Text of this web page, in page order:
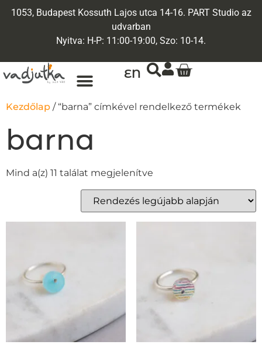
1053, Budapest Kossuth Lajos utca 14-16. PART Studio az
udvarban
Nyitva: H-P: 11:00-19:00, Szo: 10-14.
EN
Kezdőlap / “barna” címkével rendelkező termékek
barna
Mind a(z) 11 találat megjelenítve